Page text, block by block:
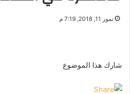
تموز 11, 2018, 7:19 م
شارك هذا الموضوع